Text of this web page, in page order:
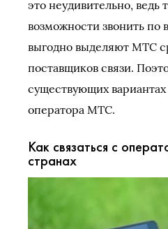
это неудивительно, ведь
возможности звонить по
выгодно выделяют МТС
поставщиков связи.
существующих вариантах
оператора МТС.
Как связаться с
странах